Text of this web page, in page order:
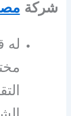
شركة
له